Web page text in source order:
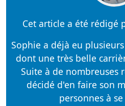
Cet article a été rédigé
Sophie a déjà eu
dont une très belle
Suite à de nombreuses
décidé d'en faire son
personnes à